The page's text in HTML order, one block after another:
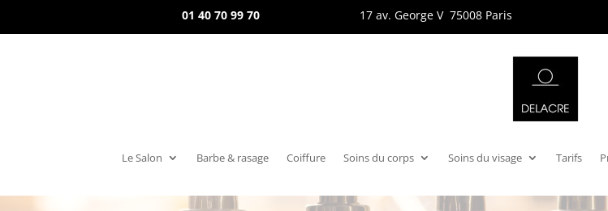
01 40 70 99 70 17 av. George V 75008 Paris
Le Salon Barbe & rasage Coiffure Soins du corps Soins du visage Tarifs